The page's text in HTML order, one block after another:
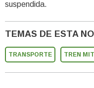
suspendida.
TEMAS DE ESTA
TRANSPORTE TREN